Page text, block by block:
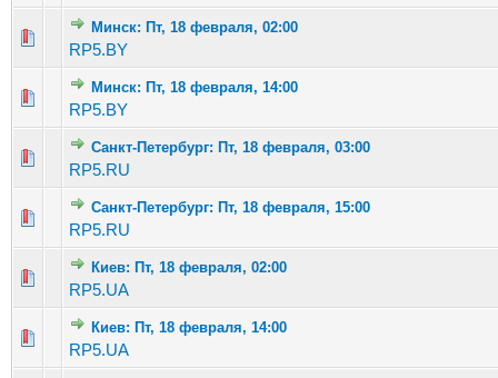
Минск: Пт, 18 февраля, 02:00
RP5.BY
Голосов: 2 - Средняя оценка: 1 из 5
12 345
Минск: Пт, 18 февраля, 14:00
RP5.BY
Голосов: 6 - Средняя оценка: 2.33 из 5
12 345
Санкт-Петербург: Пт, 18 февраля, 03:00
RP5.RU
Голосов: 2 - Средняя оценка: 2.5 из 5
1234 5
Санкт-Петербург: Пт, 18 февраля, 15:00
RP5.RU
Голосов: 3 - Средняя оценка: 2.33 из 5
1234 5
Киев: Пт, 18 февраля, 02:00
RP5.UA
Голосов: 2 - Средняя оценка: 2 из 5
1 2345
Киев: Пт, 18 февраля, 14:00
RP5.UA
Голосов: 4 - Средняя оценка: 3.25 из 5
1 2345